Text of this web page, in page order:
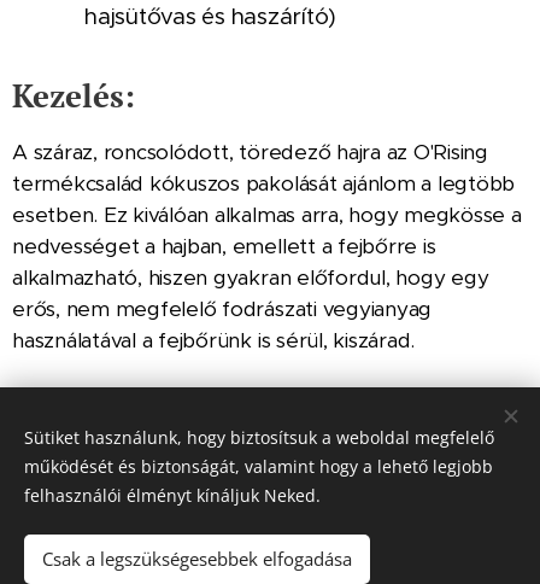
hajsütővas és haszárító)
Kezelés:
A száraz, roncsolódott, töredező hajra az O'Rising
termékcsalád kókuszos pakolását ajánlom a legtöbb
esetben. Ez kiválóan alkalmas arra, hogy megkösse a
nedvességet a hajban, emellett a fejbőrre is
alkalmazható, hiszen gyakran előfordul, hogy egy
erős, nem megfelelő fodrászati vegyianyag
használatával a fejbőrünk is sérül, kiszárad.
fényes és formázható lesz a haj.
Nagy Eszter / Hajgyógyász
Sütiket használunk, hogy biztosítsuk a weboldal megfelelő
működését és biztonságát, valamint hogy a lehető legjobb
felhasználói élményt kínáljuk Neked.
Csak a legszükségesebbek elfogadása